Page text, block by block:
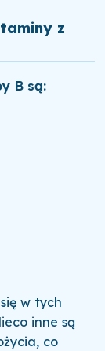
z
B są:
w tych
inne są
co